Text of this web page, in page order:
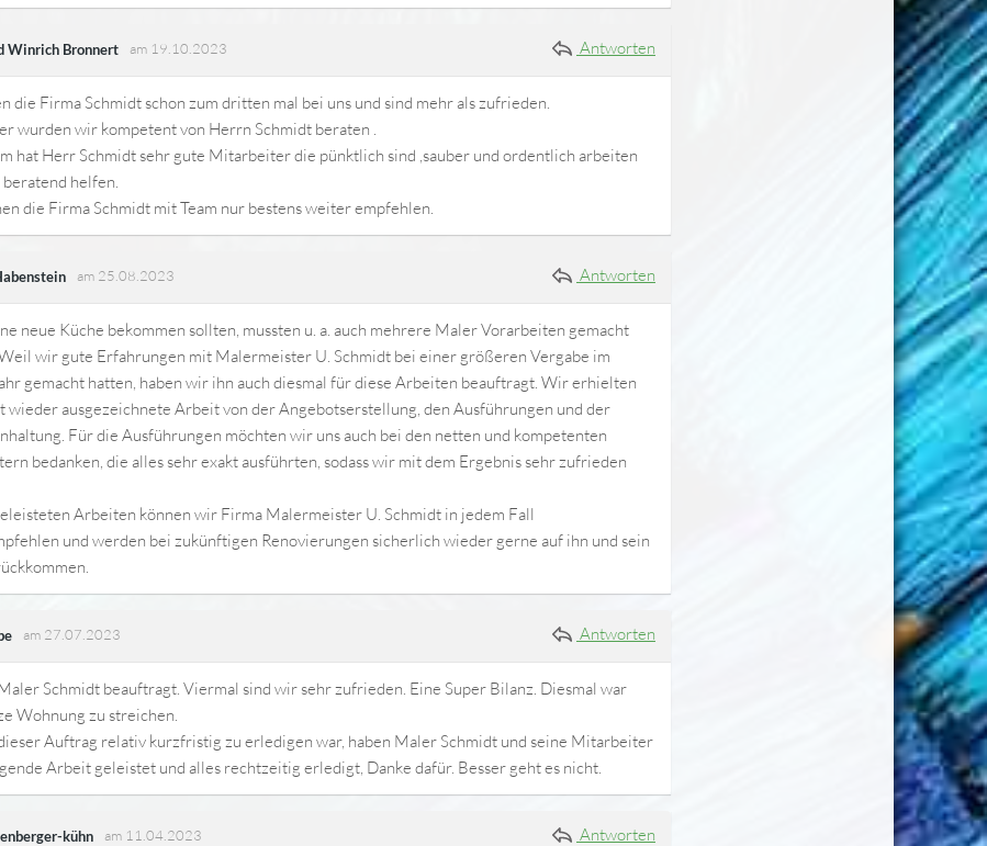
Winrich Bronnert am 19.10.2023 Antworten
die Firma Schmidt schon zum dritten mal bei uns und sind mehr als zufrieden.
wurden wir kompetent von Herrn Schmidt beraten .
hat Herr Schmidt sehr gute Mitarbeiter die pünktlich sind ,sauber und ordentlich arbeiten
beratend helfen.
die Firma Schmidt mit Team nur bestens weiter empfehlen.
am 25.08.2023 Antworten
neue Küche bekommen sollten, mussten u. a. auch mehrere Maler Vorarbeiten gemacht
wir gute Erfahrungen mit Malermeister U. Schmidt bei einer größeren Vergabe im
gemacht hatten, haben wir ihn auch diesmal für diese Arbeiten beauftragt. Wir erhielten
wieder ausgezeichnete Arbeit von der Angebotserstellung, den Ausführungen und der
Für die Ausführungen möchten wir uns auch bei den netten und kompetenten
bedanken, die alles sehr exakt ausführten, sodass wir mit dem Ergebnis sehr zufrieden
Arbeiten können wir Firma Malermeister U. Schmidt in jedem Fall
und werden bei zukünftigen Renovierungen sicherlich wieder gerne auf ihn und sein
am 27.07.2023 Antworten
Schmidt beauftragt. Viermal sind wir sehr zufrieden. Eine Super Bilanz. Diesmal war
Wohnung zu streichen.
Auftrag relativ kurzfristig zu erledigen war, haben Maler Schmidt und seine Mitarbeiter
Arbeit geleistet und alles rechtzeitig erledigt, Danke dafür. Besser geht es nicht.
kühn am 11.04.2023 Antworten